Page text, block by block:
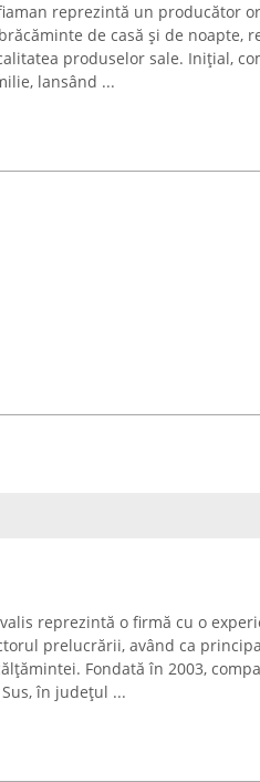
reprezintă un producător
de casă și de noapte,
produselor sale. Inițial,
lansând ...
reprezintă o firmă cu o
prelucrării, având ca
Fondată în 2003,
în județul ...